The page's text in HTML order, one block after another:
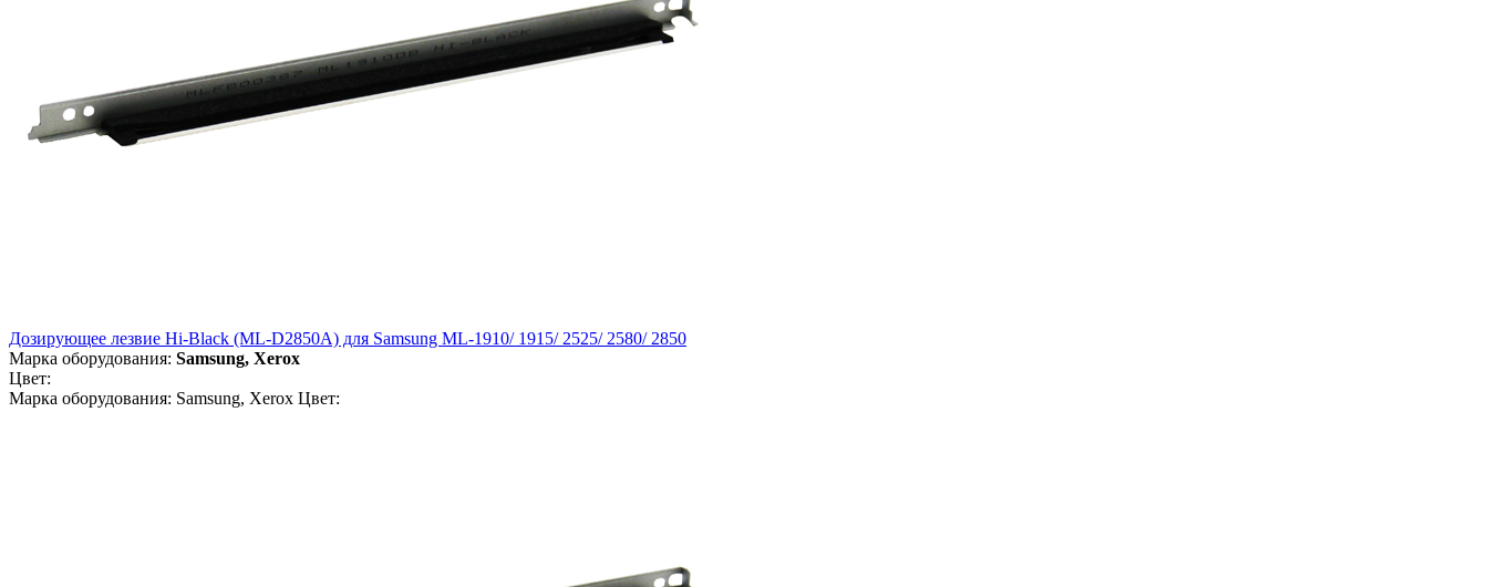
Дозирующее лезвие Hi-Black (ML-D2850A) для Samsung ML-1910/ 1915/ 2525/ 2580/ 2850
Марка оборудования: Samsung, Xerox
Цвет:
Марка оборудования: Samsung, Xerox Цвет: